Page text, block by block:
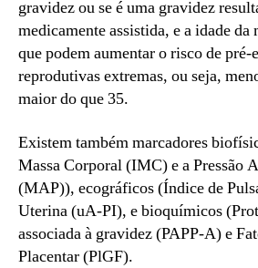
gravidez ou se é uma gravidez
medicamente assistida, e a idade da
que podem aumentar o risco de pré-
reprodutivas extremas, ou seja,
maior do que 35.
Existem também marcadores
Massa Corporal (IMC) e a Pressão
(MAP)), ecográficos (Índice de
Uterina (uA-PI), e bioquímicos
associada à gravidez (PAPP-A) e
Placentar (PlGF).